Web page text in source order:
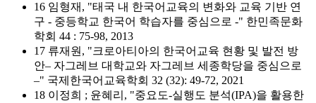
16 임형재, "태국 내 한국어교육의 변화와 교육 기반 연
구­ - 중등학교 한국어 학습자를 중심으로 ­-" 한민족문화
학회 44 : 75-98, 2013
17 류재원, "크로아티아의 한국어교육 현황 및 발전 방
안– 자그레브 대학교와 자그레브 세종학당을 중심으로
–" 국제한국어교육학회 32 (32): 49-72, 2021
18 이정희 ; 윤혜리, "중요도-실행도 분석(IPA)을 활용한